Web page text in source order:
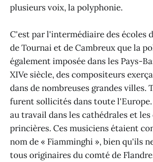
plusieurs voix, la polyphonie.
C'est par l'intermédiaire des écoles
de Tournai et de Cambreux que la
également imposée dans les Pays-
XIVe siècle, des compositeurs
dans de nombreuses grandes villes.
furent sollicités dans toute
au travail dans les cathédrales et les
princières. Ces musiciens étaient
nom de « Fiamminghi », bien qu'ils
tous originaires du comté de